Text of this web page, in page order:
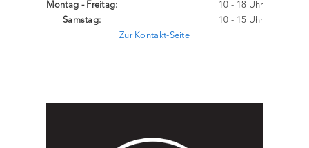
Montag - Freitag:
Samstag:
10 - 18 Uhr
10 - 15 Uhr
Zur Kontakt-Seite